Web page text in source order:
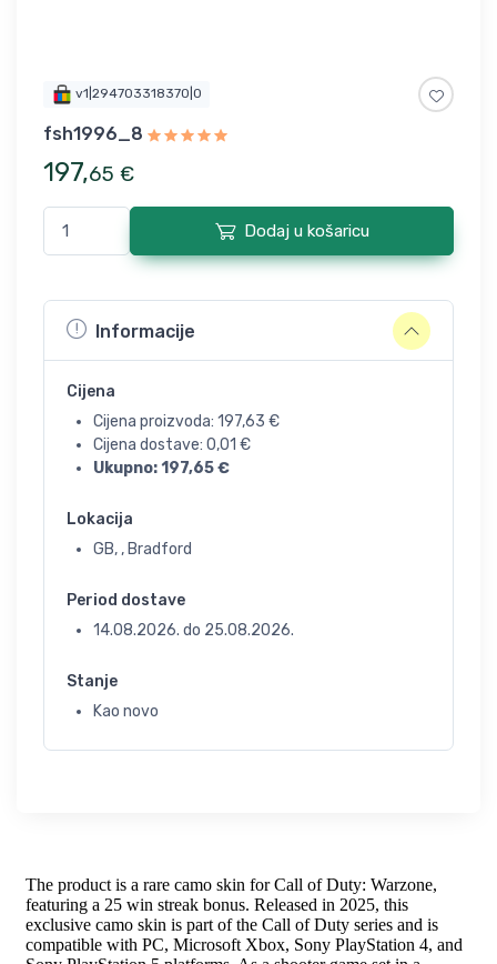
v1|294703318370|0
fsh1996_8
197,65 €
Dodaj u košaricu
Informacije
Cijena
Cijena proizvoda: 197,63 €
Cijena dostave: 0,01 €
Ukupno:197,65€
Lokacija
GB, , Bradford
Period dostave
14.08.2026. do 25.08.2026.
Stanje
Kao novo